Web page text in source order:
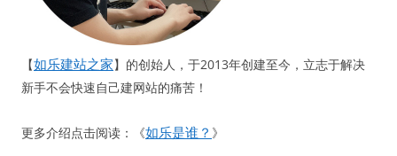
【如乐建站之家】的创始人，于2013年创建至今，立志于解决
新手不会快速自己建网站的痛苦！
更多介绍点击阅读：《如乐是谁？ 》